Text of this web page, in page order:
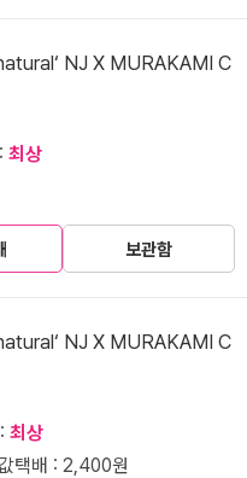
NJ X MURAKAMI C
최상
보관함
NJ X MURAKAMI C
최상
택배 : 2,400원